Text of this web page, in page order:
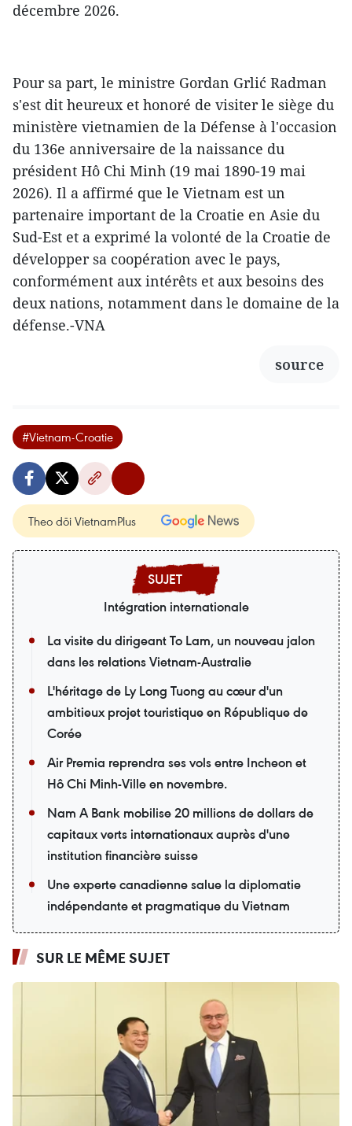
décembre 2026.
Pour sa part, le ministre Gordan Grlić Radman
s'est dit heureux et honoré de visiter le siège du
ministère vietnamien de la Défense à l'occasion
du 136e anniversaire de la naissance du
président Hô Chi Minh (19 mai 1890-19 mai
2026). Il a affirmé que le Vietnam est un
partenaire important de la Croatie en Asie du
Sud-Est et a exprimé la volonté de la Croatie de
développer sa coopération avec le pays,
conformément aux intérêts et aux besoins des
deux nations, notamment dans le domaine de la
défense.-VNA
source
#Vietnam-Croatie
Theo dõi VietnamPlus
Intégration internationale
La visite du dirigeant To Lam, un nouveau jalon
dans les relations Vietnam-Australie
L'héritage de Ly Long Tuong au cœur d'un
ambitieux projet touristique en République de
Corée
Air Premia reprendra ses vols entre Incheon et
Hô Chi Minh-Ville en novembre.
Nam A Bank mobilise 20 millions de dollars de
capitaux verts internationaux auprès d'une
institution financière suisse
Une experte canadienne salue la diplomatie
indépendante et pragmatique du Vietnam
SUR LE MÊME SUJET